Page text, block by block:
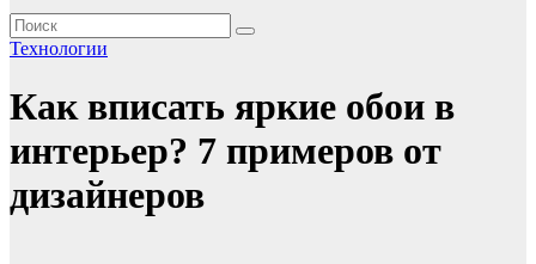
Технологии
Как вписать яркие обои в
интерьер? 7 примеров от
дизайнеров